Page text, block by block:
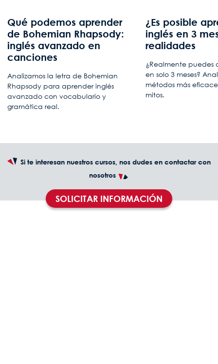
Qué podemos aprender
de Bohemian Rhapsody:
inglés avanzado en
canciones
Analizamos la letra de Bohemian
Rhapsody para aprender inglés
avanzado con vocabulario y
gramática real.
¿Es posible
inglés en 3
realidades
¿Realmente puedes
en solo 3 meses?
métodos más
mitos.
Si te interesan nuestros cursos, nos dudes en contactar con
nosotros
SOLICITAR INFORMACIÓN